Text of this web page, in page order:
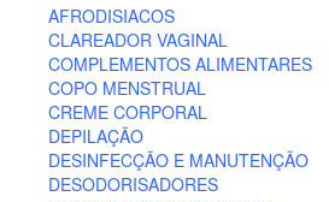
AFRODISIACOS
CLAREADOR VAGINAL
COMPLEMENTOS ALIMENTARES
COPO MENSTRUAL
CREME CORPORAL
DEPILAÇÃO
DESINFECÇÃO E MANUTENÇÃO
DESODORISADORES